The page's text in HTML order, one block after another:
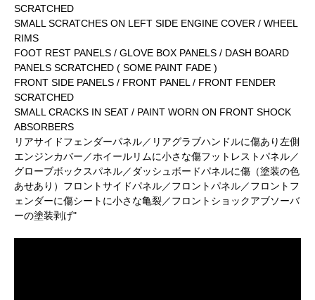
SCRATCHED
SMALL SCRATCHES ON LEFT SIDE ENGINE COVER / WHEEL
RIMS
FOOT REST PANELS / GLOVE BOX PANELS / DASH BOARD
PANELS SCRATCHED ( SOME PAINT FADE )
FRONT SIDE PANELS / FRONT PANEL / FRONT FENDER
SCRATCHED
SMALL CRACKS IN SEAT / PAINT WORN ON FRONT SHOCK
ABSORBERS
リアサイドフェンダーパネル／リアグラブハンドルに傷あり左側
エンジンカバー／ホイールリムに小さな傷フットレストパネル／
グローブボックスパネル／ダッシュボードパネルに傷（塗装の色
あせあり）フロントサイドパネル／フロントパネル／フロントフ
ェンダーに傷シートに小さな亀裂／フロントショックアブソーバ
ーの塗装剥げ"